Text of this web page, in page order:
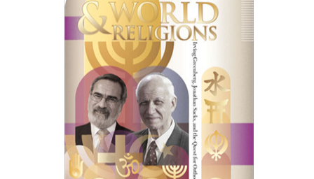
אלון גושן-גוטשטיין
הנחת אתר ספר מודפס